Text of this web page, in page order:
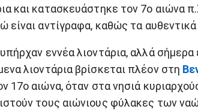
και κατασκευάστηκε τον 7ο αιώνα
είναι αντίγραφα, καθώς τα
εννέα λιοντάρια, αλλά
λιοντάρια βρίσκεται πλέον στη
17ο αιώνα, όταν στα νησιά
τους αιώνιους φύλακες των